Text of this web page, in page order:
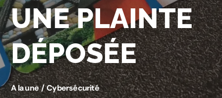
UNE PLAINTE
DÉPOSÉE
A la une
Cybersécurité